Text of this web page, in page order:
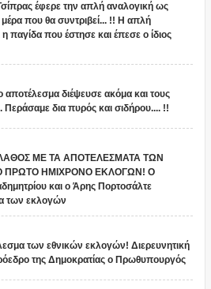
έφερε την απλή αναλογική ως
που θα συντριβεί... !! Η απλή
η παγίδα που έστησε και έπεσε ο ίδιος
διέψευσε ακόμα και τους
δια πυρός και σιδήρου.... !!
ΜΕ ΤΑ ΑΠΟΤΕΛΕΣΜΑΤΑ ΤΩΝ
ΠΡΩΤΟ ΗΜΙΧΡΟΝΟ ΕΚΛΟΓΩΝ! Ο
και ο Άρης Πορτοσάλτε
των εκλογών
των εθνικών εκλογών! Διερευνητική
της Δημοκρατίας ο Πρωθυπουργός